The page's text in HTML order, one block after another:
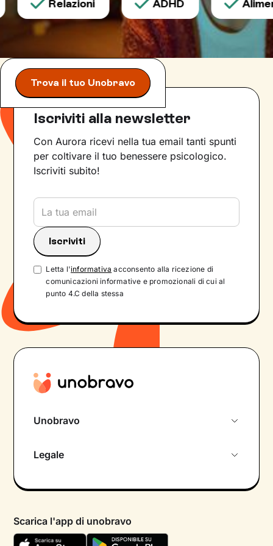
Relazioni ADHD
Trova il tuo Unobravo
Iscriviti alla newsletter
Con Aurora ricevi nella tua email tanti spunti
per coltivare il tuo benessere psicologico.
Iscriviti subito!
Letta l'informativa acconsento alla ricezione di
comunicazioni informative e promozionali di cui al
punto 4.C della stessa
Unobravo
Psicologo in chat
Aiuto urgente
Legale
Termini e condizioni
Scarica l'app di unobravo